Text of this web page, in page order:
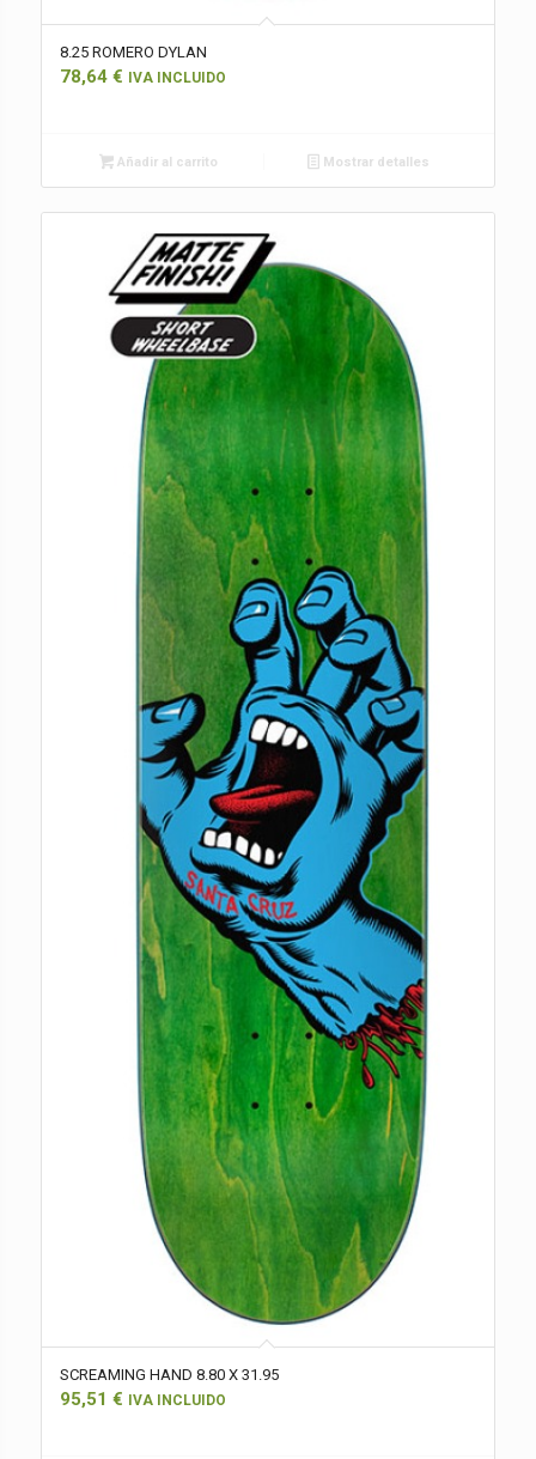
8.25 ROMERO DYLAN
78,64 € IVA INCLUIDO
Añadir al carrito Mostrar detalles
SCREAMING HAND 8.80 X 31.95
95,51 € IVA INCLUIDO